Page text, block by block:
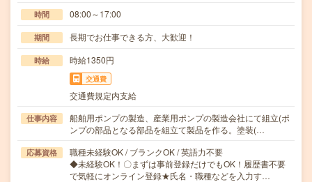
時間 08:00～17:00
期間 長期でお仕事できる方、大歓迎！
時給 時給1350円
交通費
交通費規定内支給
仕事内容
船舶用ポンプの製造、産業用ポンプの製造会社にて組立(ポ
ンプの部品となる部品を組立て製品を作る。塗装(…
応募資格
職種未経験OK / ブランクOK / 英語力不要
◆未経験OK！〇まずは事前登録だけでもOK！履歴書不要
で気軽にオンライン登録★氏名・職種などを入力す…